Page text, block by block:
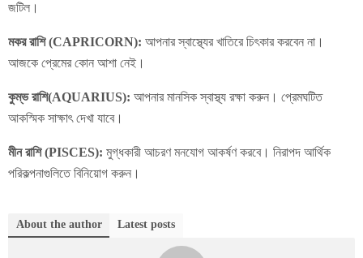
জটিল।
মকর রাশি (CAPRICORN): আপনার স্বাস্থ্যের খাতিরে চিৎকার করবেন না।
আজকে প্রেমের কোন আশা নেই।
কুম্ভ রাশি(AQUARIUS): আপনার মানসিক স্বাস্থ্য রক্ষা করুন। প্রেমঘটিত
আকস্মিক সাক্ষাৎ দেখা যাবে।
মীন রাশি (PISCES): মুগ্ধকারী আচরণ মনযোগ আকর্ষণ করবে। নিরাপদ আর্থিক
পরিকল্পনাগুলিতে বিনিয়োগ করুন।
About the author Latest posts